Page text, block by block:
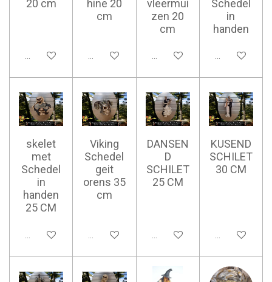
20 cm
Ajouter au panier
hine 20
cm
Ajouter au panier
vleermui
zen 20
cm
Ajouter au panier
Schedel
in
handen
Ajouter au
skelet
met
Schedel
in
handen
25 CM
Ajouter au panier
Viking
Schedel
geit
orens 35
cm
Ajouter au panier
DANSEN
D
SCHILET
25 CM
Ajouter au panier
KUSEND
SCHILET
30 CM
Ajouter au